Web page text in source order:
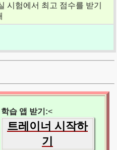
시험에서 최고 점수를 받기
학습 앱 받기:<
트레이너 시작하
기